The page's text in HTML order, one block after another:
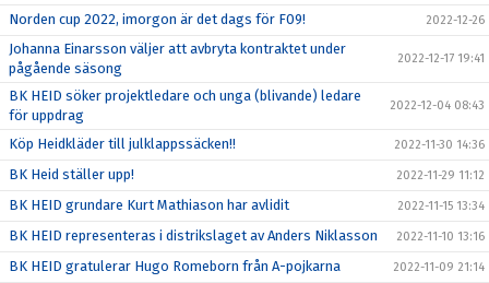
Norden cup 2022, imorgon är det dags för F09! 2022-12-26
Johanna Einarsson väljer att avbryta kontraktet under
pågående säsong
2022-12-17 19:41
BK HEID söker projektledare och unga (blivande) ledare
för uppdrag
2022-12-04 08:43
Köp Heidkläder till julklappssäcken!! 2022-11-30 14:36
BK Heid ställer upp! 2022-11-29 11:12
BK HEID grundare Kurt Mathiason har avlidit 2022-11-15 13:34
BK HEID representeras i distrikslaget av Anders Niklasson 2022-11-10 13:16
BK HEID gratulerar Hugo Romeborn från A-pojkarna 2022-11-09 21:14